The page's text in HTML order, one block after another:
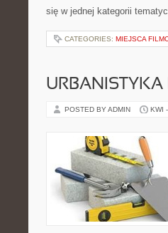
się w jednej kategorii
CATEGORIES: MIEJSCA
URBANISTYKA
POSTED BY ADMIN KWI